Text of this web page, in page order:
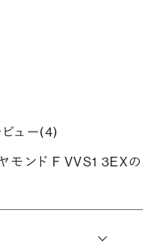
ュー(4)
ンド F VVS1 3EXの